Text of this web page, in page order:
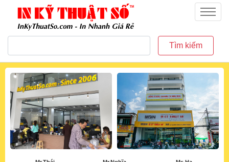
inkythuatso.com
Menu
Tìm kiếm